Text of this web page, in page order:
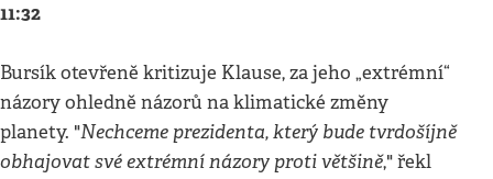
11:32
Bursík otevřeně kritizuje Klause, za jeho „extrémní“
názory ohledně názorů na klimatické změny
planety. "Nechceme prezidenta, který bude tvrdošíjně
obhajovat své extrémní názory proti většině," řekl